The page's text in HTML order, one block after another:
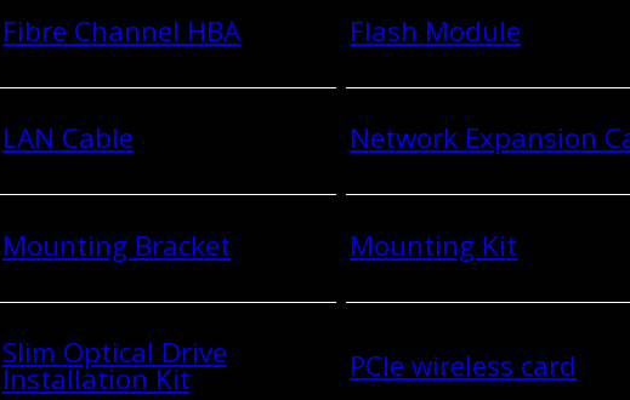
Fibre Channel HBA Flash Module
LAN Cable Network Expansion
Mounting Bracket Mounting Kit
Slim Optical Drive
Installation Kit PCIe wireless card